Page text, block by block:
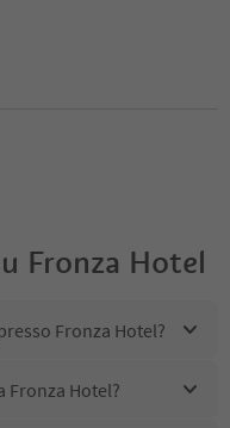
Fronza Hotel
Fronza Hotel?
Fronza Hotel?